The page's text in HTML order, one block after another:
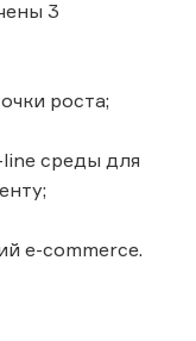
3
роста;
среды для
е-commerce.